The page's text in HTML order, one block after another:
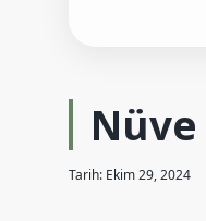
Tarih: Ekim 29, 2024